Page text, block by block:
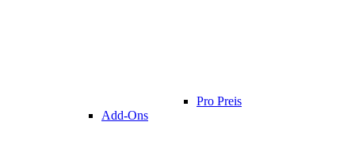
Pro Preis
Add-Ons